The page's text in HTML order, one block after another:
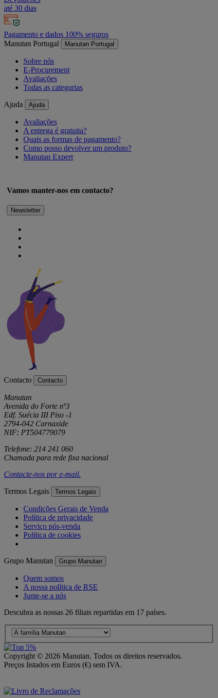
até 30 dias
Pagamento e dados 100% seguros
Manutan Portugal
Manutan Portugal
Sobre nós
E-Procurement
Avaliações
Todas as categorias
Ajuda Ajuda
Avaliações
A entrega é gratuita?
Quais as formas de pagamento?
Como posso devolver um produto?
Manutan Expert
Vamos manter-nos em contacto?
Newsletter
Contacto Contacto
Manutan
Avenida do Forte nº3
Edf. Suécia III Piso -1
2794-042 Carnaxide
NIF: PT504779079
Telefone: 214 241 060
Chamada para rede fixa nacional
Contacte-nos pore-mail.
Termos Legais Termos Legais
Condições Gerais de Venda
Política de privacidade
Serviço pós-venda
Política de cookies
Grupo Manutan Grupo Manutan
Quem somos
A nossa política de RSE
Junte-se a nós
Descubra as nossas 26 filiais repartidas em 17 países.
Copyright © 2026 Manutan. Todos os direitos reservados.
Preços listados em Euros (€) sem IVA.